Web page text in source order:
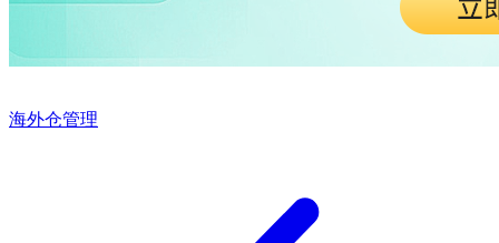
海外仓管理